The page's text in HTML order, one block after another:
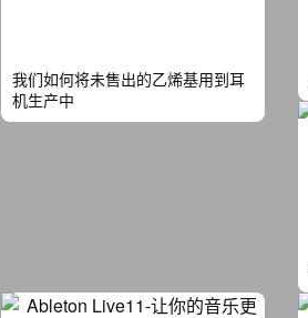
我们如何将未售出的乙烯基用到耳
机生产中